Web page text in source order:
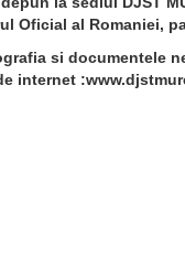
Oficial al Romaniei,
si documentele
internet